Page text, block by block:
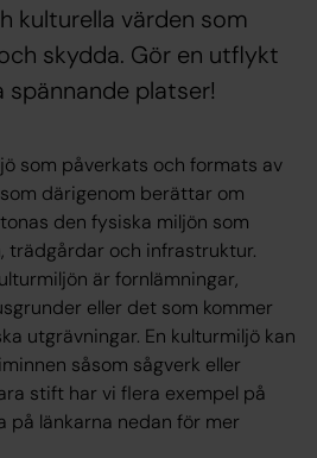
kulturella värden som
skydda. Gör en utflykt
spännande platser!
som påverkats och formats av
därigenom berättar om
den fysiska miljön som
trädgårdar och infrastruktur.
är fornlämningar,
eller det som kommer
utgrävningar. En kulturmiljö kan
såsom sågverk eller
stift har vi flera exempel på
på länkarna nedan för mer